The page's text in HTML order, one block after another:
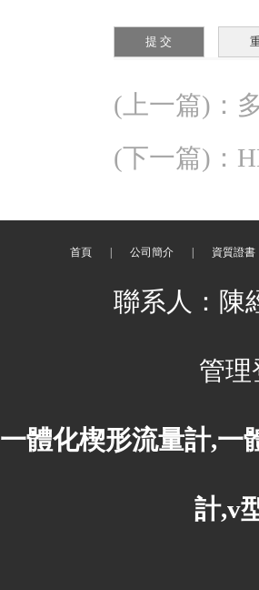
(上一篇) ：
(下一篇) ：
首頁 公司簡介 資質證書
聯系人：
管理
一體化楔形流量計,一
計,v